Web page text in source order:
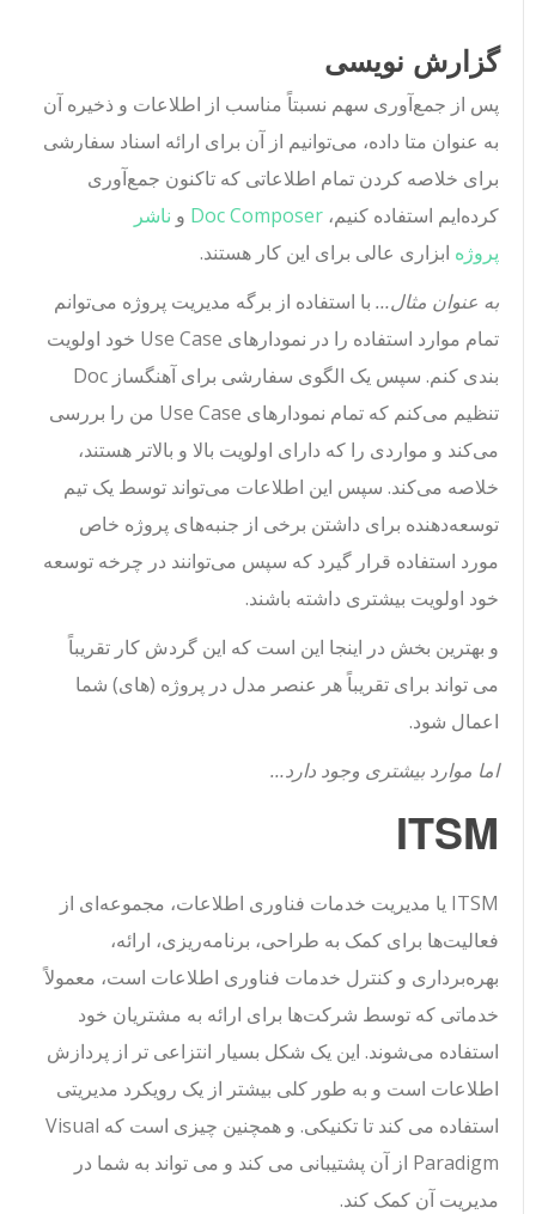
گزارش نویسی
پس از جمع‌آوری سهم نسبتاً مناسب از اطلاعات و ذخیره آن
به عنوان متا داده، می‌توانیم از آن برای ارائه اسناد سفارشی
برای خلاصه کردن تمام اطلاعاتی که تاکنون جمع‌آوری
کرده‌ایم استفاده کنیم،Doc Composerو ناشر
پروژهابزاری عالی برای این کار هستند.
به عنوان مثال…با استفاده از برگه مدیریت پروژه می‌توانم
تمام موارد استفاده را در نمودارهای Use Case خود اولویت
بندی کنم. سپس یک الگوی سفارشی برای آهنگساز Doc
تنظیم می‌کنم که تمام نمودارهای Use Case من را بررسی
می‌کند و مواردی را که دارای اولویت بالا و بالاتر هستند،
خلاصه می‌کند. سپس این اطلاعات می‌تواند توسط یک تیم
توسعه‌دهنده برای داشتن برخی از جنبه‌های پروژه خاص
مورد استفاده قرار گیرد که سپس می‌توانند در چرخه توسعه
خود اولویت بیشتری داشته باشند.
و بهترین بخش در اینجا این است که این گردش کار تقریباً
می تواند برای تقریباً هر عنصر مدل در پروژه (های) شما
اعمال شود.
اما موارد بیشتری وجود دارد…
ITSM
ITSM یا مدیریت خدمات فناوری اطلاعات، مجموعه‌ای از
فعالیت‌ها برای کمک به طراحی، برنامه‌ریزی، ارائه،
بهره‌برداری و کنترل خدمات فناوری اطلاعات است، معمولاً
خدماتی که توسط شرکت‌ها برای ارائه به مشتریان خود
استفاده می‌شوند. این یک شکل بسیار انتزاعی تر از پردازش
اطلاعات است و به طور کلی بیشتر از یک رویکرد مدیریتی
استفاده می کند تا تکنیکی. و همچنین چیزی است که Visual
Paradigm از آن پشتیبانی می کند و می تواند به شما در
مدیریت آن کمک کند.